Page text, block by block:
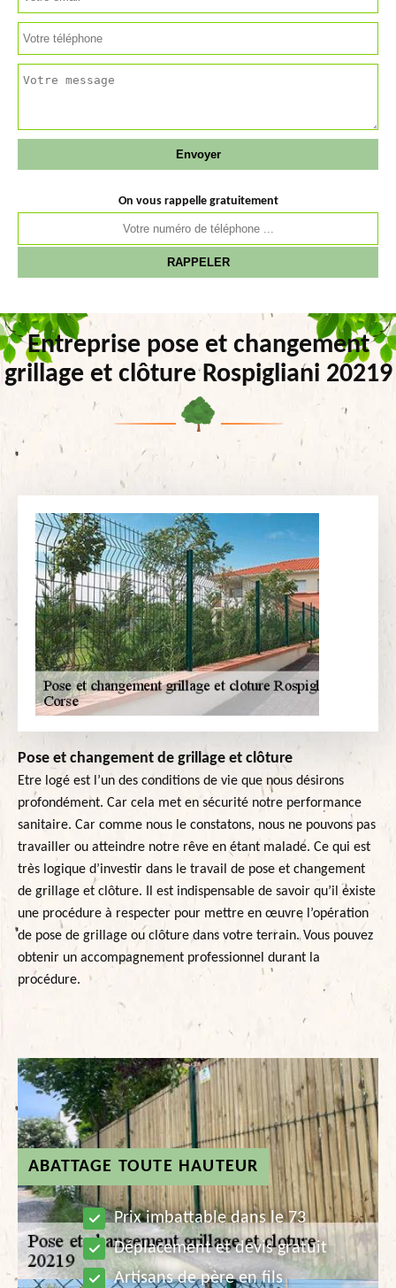
ABATTAGE TOUTE HAUTEUR
Prix imbattable dans le 73
Déplacement et devis gratuit
Artisans de père en fils
On vous rappelle gratuitement
Entreprise pose et changement
grillage et clôture Rospigliani 20219
Pose et changement de grillage et clôture
Etre logé est l’un des conditions de vie que nous désirons
profondément. Car cela met en sécurité notre performance
sanitaire. Car comme nous le constatons, nous ne pouvons pas
travailler ou atteindre notre rêve en étant malade. Ce qui est
très logique d’investir dans le travail de pose et changement
de grillage et clôture. Il est indispensable de savoir qu’il existe
une procédure à respecter pour mettre en œuvre l’opération
de pose de grillage ou clôture dans votre terrain. Vous pouvez
obtenir un accompagnement professionnel durant la
procédure.